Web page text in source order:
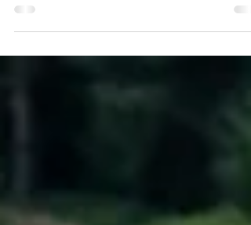
Herbisitler, istenmeyen bitki örtüsünü (yabancı